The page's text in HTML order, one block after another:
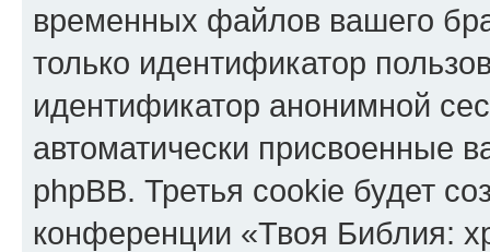
временных файлов вашего
только идентификатор
идентификатор анонимной
автоматически присвоенные
phpBB. Третья cookie будет
конференции «Твоя Библия: